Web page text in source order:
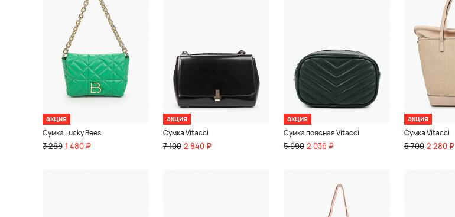
акция
Сумка Lucky Bees
3 299 1 480 ₽
акция
Сумка Vitacci
7 100 2 840 ₽
акция
Сумка поясная Vitacci
5 090 2 036 ₽
акция
Сумка Vitacci
5 700 2 280 ₽